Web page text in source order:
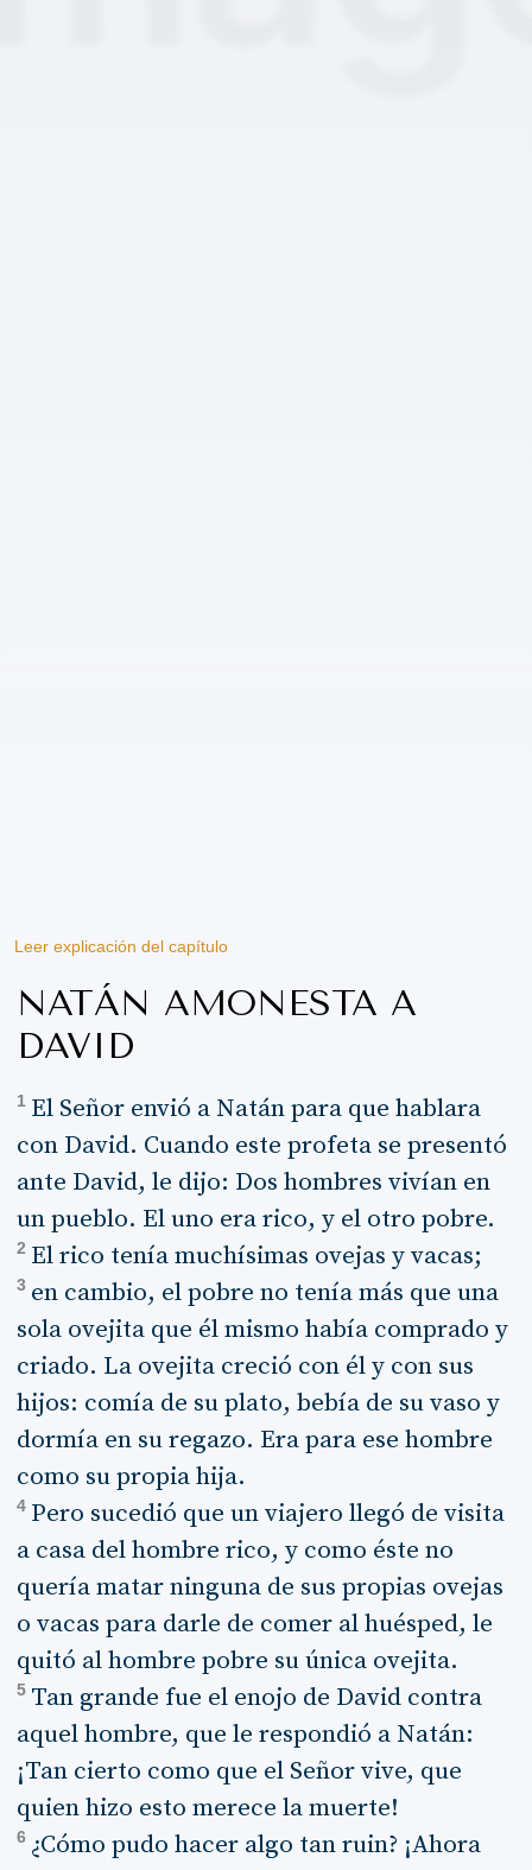
Leer explicación del capítulo
NATÁN AMONESTA A
DAVID
1 El Señor envió a Natán para que hablara
con David. Cuando este profeta se presentó
ante David, le dijo: Dos hombres vivían en
un pueblo. El uno era rico, y el otro pobre.
2 El rico tenía muchísimas ovejas y vacas;
3 en cambio, el pobre no tenía más que una
sola ovejita que él mismo había comprado y
criado. La ovejita creció con él y con sus
hijos: comía de su plato, bebía de su vaso y
dormía en su regazo. Era para ese hombre
como su propia hija.
4 Pero sucedió que un viajero llegó de visita
a casa del hombre rico, y como éste no
quería matar ninguna de sus propias ovejas
o vacas para darle de comer al huésped, le
quitó al hombre pobre su única ovejita.
5 Tan grande fue el enojo de David contra
aquel hombre, que le respondió a Natán:
¡Tan cierto como que el Señor vive, que
quien hizo esto merece la muerte!
6 ¿Cómo pudo hacer algo tan ruin? ¡Ahora